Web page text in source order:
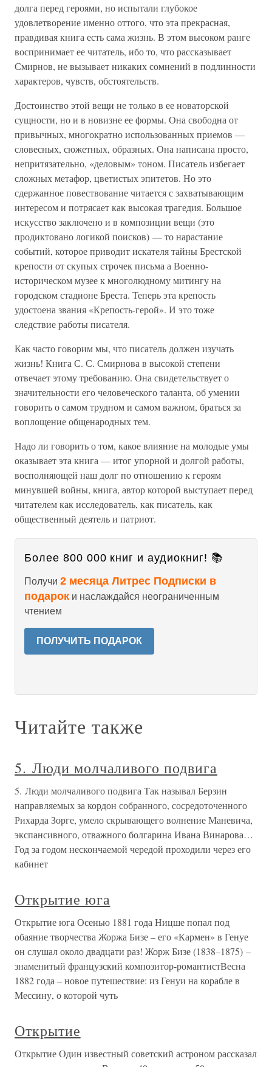
долга перед героями, но испытали глубокое
удовлетворение именно оттого, что эта прекрасная,
правдивая книга есть сама жизнь. В этом высоком ранге
воспринимает ее читатель, ибо то, что рассказывает
Смирнов, не вызывает никаких сомнений в подлинности
характеров, чувств, обстоятельств.
Достоинство этой вещи не только в ее новаторской
сущности, но и в новизне ее формы. Она свободна от
привычных, многократно использованных приемов —
словесных, сюжетных, образных. Она написана просто,
непритязательно, «деловым» тоном. Писатель избегает
сложных метафор, цветистых эпитетов. Но это
сдержанное повествование читается с захватывающим
интересом и потрясает как высокая трагедия. Большое
искусство заключено и в композиции вещи (это
продиктовано логикой поисков) — то нарастание
событий, которое приводит искателя тайны Брестской
крепости от скупых строчек письма а Военно-
историческом музее к многолюдному митингу на
городском стадионе Бреста. Теперь эта крепость
удостоена звания «Крепость-герой». И это тоже
следствие работы писателя.
Как часто говорим мы, что писатель должен изучать
жизнь! Книга С. С. Смирнова в высокой степени
отвечает этому требованию. Она свидетельствует о
значительности его человеческого таланта, об умении
говорить о самом трудном и самом важном, браться за
воплощение общенародных тем.
Надо ли говорить о том, какое влияние на молодые умы
оказывает эта книга — итог упорной и долгой работы,
восполняющей наш долг по отношению к героям
минувшей войны, книга, автор которой выступает перед
читателем как исследователь, как писатель, как
общественный деятель и патриот.
Более 800 000 книг и аудиокниг! 📚
Получи 2 месяца Литрес Подписки в
подарок и наслаждайся неограниченным
чтением
ПОЛУЧИТЬ ПОДАРОК
Читайте также
5. Люди молчаливого подвига
5. Люди молчаливого подвига Так называл Берзин
направляемых за кордон собранного, сосредоточенного
Рихарда Зорге, умело скрывающего волнение Маневича,
экспансивного, отважного болгарина Ивана Винарова…
Год за годом нескончаемой чередой проходили через его
кабинет
Открытие юга
Открытие юга Осенью 1881 года Ницше попал под
обаяние творчества Жоржа Бизе – его «Кармен» в Генуе
он слушал около двадцати раз! Жорж Бизе (1838–1875) –
знаменитый французский композитор-романтистВесна
1882 года – новое путешествие: из Генуи на корабле в
Мессину, о которой чуть
Открытие
Открытие Один известный советский астроном рассказал